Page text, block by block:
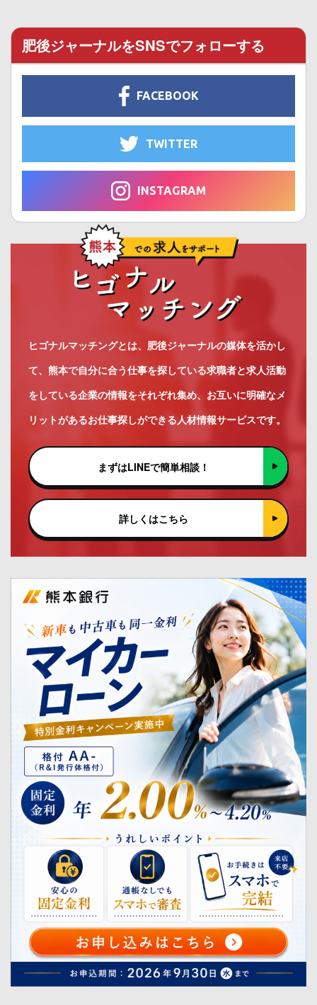
肥後ジャーナルをSNSでフォローする
FACEBOOK
TWITTER
INSTAGRAM
ヒゴナルマッチングとは、肥後ジャーナルの媒体を活かし
て、熊本で自分に合う仕事を探している求職者と求人活動
をしている企業の情報をそれぞれ集め、お互いに明確なメ
リットがあるお仕事探しができる人材情報サービスです。
まずはLINEで簡単相談！
詳しくはこちら